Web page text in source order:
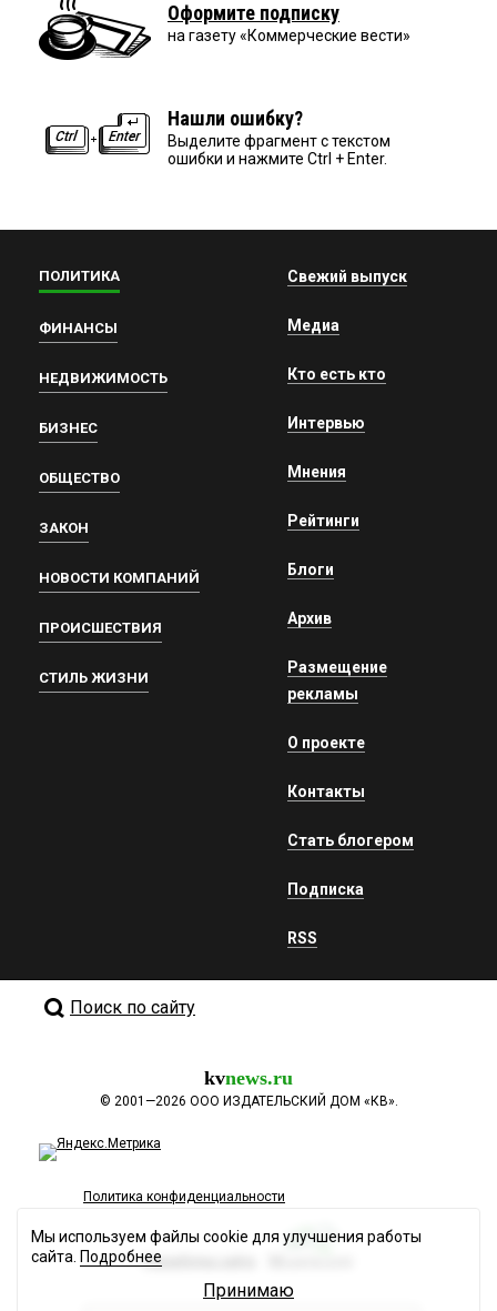
Оформите подписку
на газету «Коммерческие вести»
Нашли ошибку?
Выделите фрагмент с текстом
ошибки и нажмите Ctrl + Enter.
ПОЛИТИКА
ФИНАНСЫ
НЕДВИЖИМОСТЬ
БИЗНЕС
ОБЩЕСТВО
ЗАКОН
НОВОСТИ КОМПАНИЙ
ПРОИСШЕСТВИЯ
СТИЛЬ ЖИЗНИ
Свежий выпуск
Медиа
Кто есть кто
Интервью
Мнения
Рейтинги
Блоги
Архив
Размещение
рекламы
О проекте
Контакты
Стать блогером
Подписка
RSS
Поиск по сайту
kvnews.ru
© 2001—2026 ООО ИЗДАТЕЛЬСКИЙ ДОМ «КВ».
Политика конфиденциальности
Разработка сайта
Мы используем файлы cookie для улучшения работы
сайта. Подробнее
Принимаю